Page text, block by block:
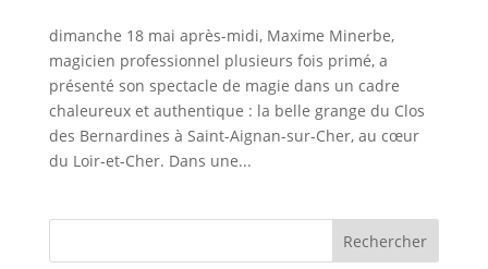
dimanche 18 mai après-midi, Maxime Minerbe,
magicien professionnel plusieurs fois primé, a
présenté son spectacle de magie dans un cadre
chaleureux et authentique : la belle grange du Clos
des Bernardines à Saint-Aignan-sur-Cher, au cœur
du Loir-et-Cher. Dans une...